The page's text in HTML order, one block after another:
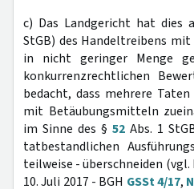
c) Das Landgericht hat dies
StGB) des Handeltreibens
in nicht geringer Menge
konkurrenzrechtlichen
bedacht, dass mehrere
mit Betäubungsmitteln
im Sinne des § 52 Abs. 1
tatbestandlichen
teilweise - überschneiden (vgl.
10. Juli 2017 - BGH GSSt 4/17,